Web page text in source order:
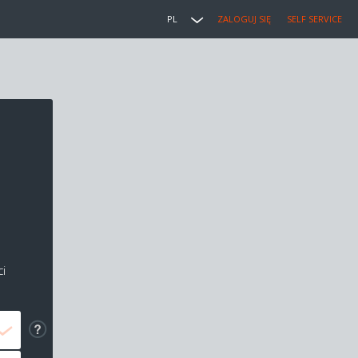
PL ZALOGUJ SIĘ SELF SERVICE